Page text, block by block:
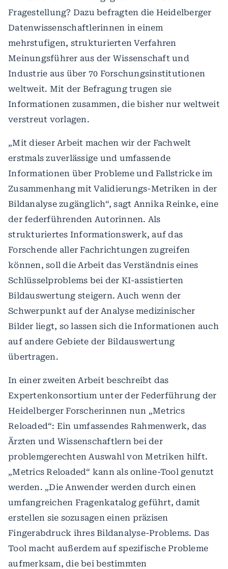
Fragestellung? Dazu befragten die Heidelberger
Datenwissenschaftlerinnen in einem
mehrstufigen, strukturierten Verfahren
Meinungsführer aus der Wissenschaft und
Industrie aus über 70 Forschungsinstitutionen
weltweit. Mit der Befragung trugen sie
Informationen zusammen, die bisher nur weltweit
verstreut vorlagen.
„Mit dieser Arbeit machen wir der Fachwelt
erstmals zuverlässige und umfassende
Informationen über Probleme und Fallstricke im
Zusammenhang mit Validierungs-Metriken in der
Bildanalyse zugänglich“, sagt Annika Reinke, eine
der federführenden Autorinnen. Als
strukturiertes Informationswerk, auf das
Forschende aller Fachrichtungen zugreifen
können, soll die Arbeit das Verständnis eines
Schlüsselproblems bei der KI-assistierten
Bildauswertung steigern. Auch wenn der
Schwerpunkt auf der Analyse medizinischer
Bilder liegt, so lassen sich die Informationen auch
auf andere Gebiete der Bildauswertung
übertragen.
In einer zweiten Arbeit beschreibt das
Expertenkonsortium unter der Federführung der
Heidelberger Forscherinnen nun „Metrics
Reloaded“: Ein umfassendes Rahmenwerk, das
Ärzten und Wissenschaftlern bei der
problemgerechten Auswahl von Metriken hilft.
„Metrics Reloaded“ kann als online-Tool genutzt
werden. „Die Anwender werden durch einen
umfangreichen Fragenkatalog geführt, damit
erstellen sie sozusagen einen präzisen
Fingerabdruck ihres Bildanalyse-Problems. Das
Tool macht außerdem auf spezifische Probleme
aufmerksam, die bei bestimmten